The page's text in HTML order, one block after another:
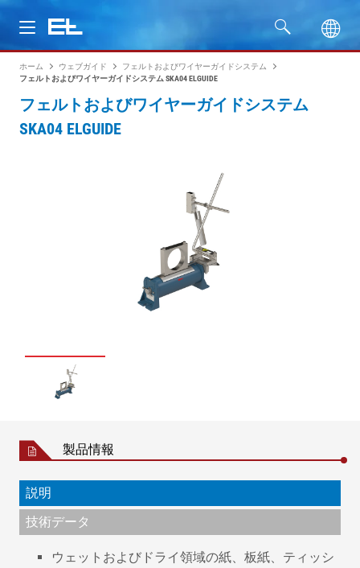
製品
ホーム ウェブガイド
フェルトおよびワイヤーガイドシステム
フェルトおよびワイヤーガイドシステム SKA04 ELGUIDE
フェルトおよびワイヤーガイドシステム
SKA04 ELGUIDE
製品情報
説明
技術データ
ウェットおよびドライ領域の紙、板紙、ティッシ